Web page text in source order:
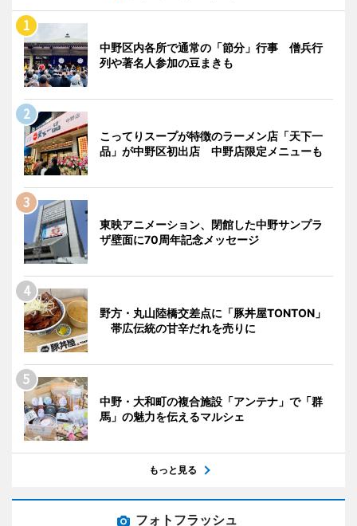
中野区内各所で通常の「節分」行事 僧兵行
列や著名人参加の豆まきも
こってりスープが特徴のラーメン店「天下一
品」が中野区初出店 中野店限定メニューも
東映アニメーション、閉館した中野サンプラ
ザ壁面に70周年記念メッセージ
野方・丸山陸橋交差点に「豚丼屋TONTON」
帯広伝統の甘辛だれを売りに
中野・大和町の複合施設「アンテナ」で「群
馬」の魅力を伝えるマルシェ
もっと見る
フォトフラッシュ